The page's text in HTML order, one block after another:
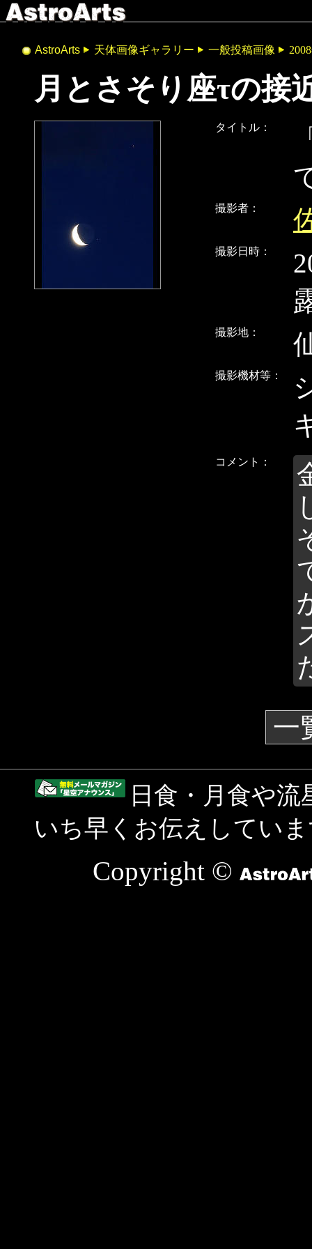
AstroArts 天体画像ギャラリー 一般投稿画像
月とさそり座τの接
タイトル：
撮影者：
撮影日時：
撮影地：
撮影機材等：
コメント：
一
日食・月食や
いち早くお伝えしてい
Copyright ©